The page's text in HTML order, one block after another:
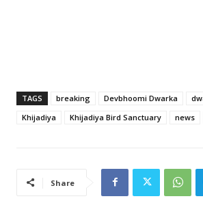
TAGS breaking Devbhoomi Dwarka
Khijadiya
Khijadiya Bird Sanctuary news
Share